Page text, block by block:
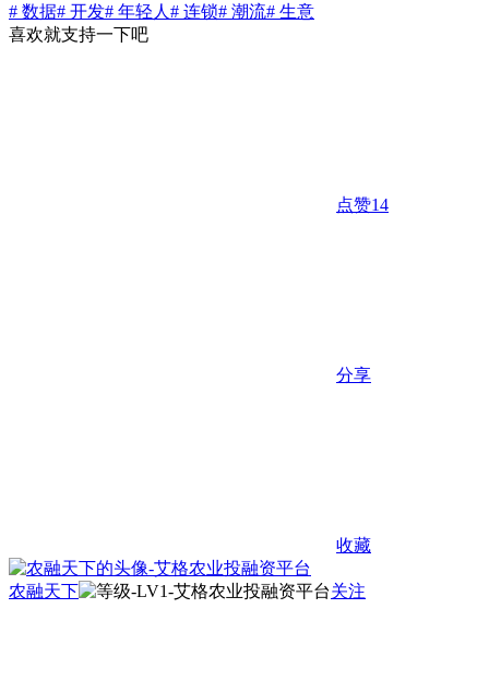
# 数据# 开发# 年轻人 # 连锁# 潮流# 生意
喜欢就支持一下吧
点赞14
分享
收藏
农融天下 关注